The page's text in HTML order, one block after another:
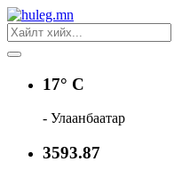
17° C
- Улаанбаатар
3593.87